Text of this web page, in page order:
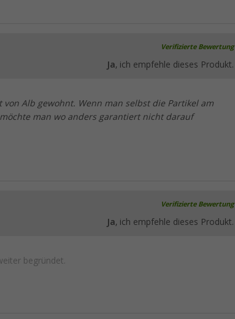
Verifizierte Bewertung
Ja, ich empfehle dieses Produkt.
von Alb gewohnt. Wenn man selbst die Partikel am
man wo anders garantiert nicht darauf
Verifizierte Bewertung
Ja, ich empfehle dieses Produkt.
begründet.